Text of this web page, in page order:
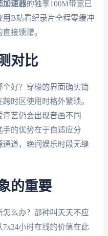
加速器的独享100M带宽已
B站看纪录片全程零缓冲
接馈赠。
对比
个好？穿梭的界面确实简
时区使用时格外繁琐。
艺仍会出现音画不同
手的优势在于自适应分
道，晚间娱乐时段无缝
的重要
么办？那种叫天天不应
小时在线的价值在此